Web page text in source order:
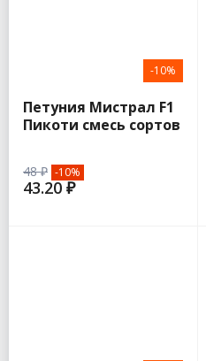
-10%
Петуния Мистрал F1
Пикоти смесь сортов
48 ₽ -10%
43.20 ₽